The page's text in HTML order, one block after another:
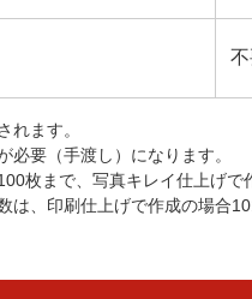
れます。
要（手渡し）になります。
枚まで、写真キレイ仕上げで
は、印刷仕上げで作成の場合